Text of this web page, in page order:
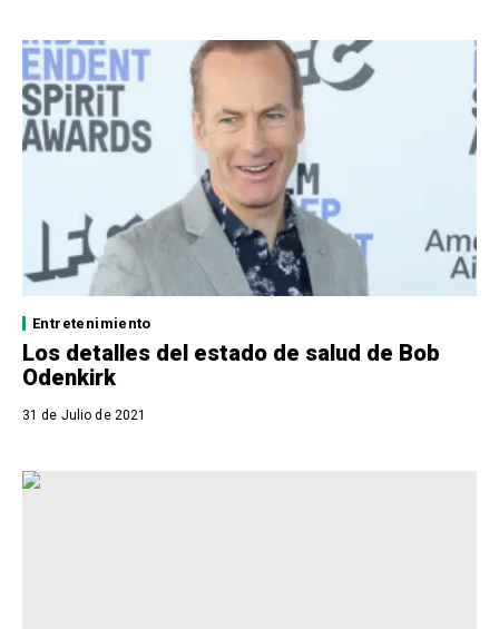
Entretenimiento
Los detalles del estado de salud de Bob
Odenkirk
31 de Julio de 2021